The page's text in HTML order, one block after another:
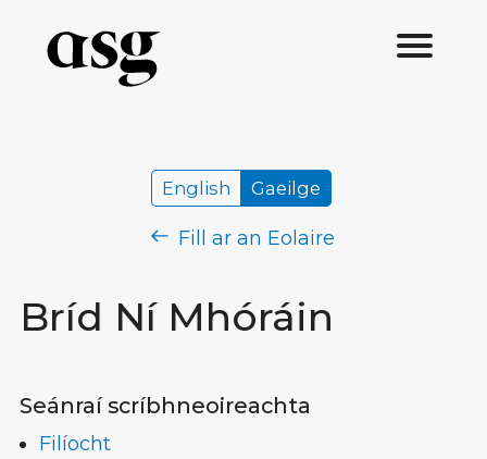
Bríd Ní Mhóráin
English Gaeilge
Fill ar an Eolaire
Seánraí scríbhneoireachta
Filíocht